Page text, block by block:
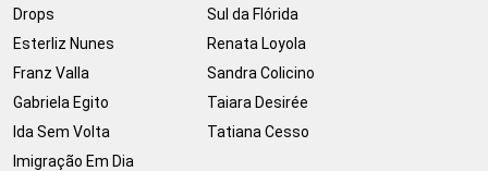
Drops
Esterliz Nunes
Franz Valla
Gabriela Egito
Ida Sem Volta
Imigração Em Dia
Sul da Flórida
Renata Loyola
Sandra Colicino
Taiara Desirée
Tatiana Cesso